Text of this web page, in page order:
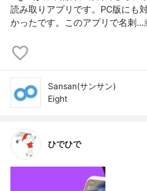
読み取りアプリです。PC版にも
かったです。このアプリで名刺…
Sansan(サンサン)
Eight
ひでひで